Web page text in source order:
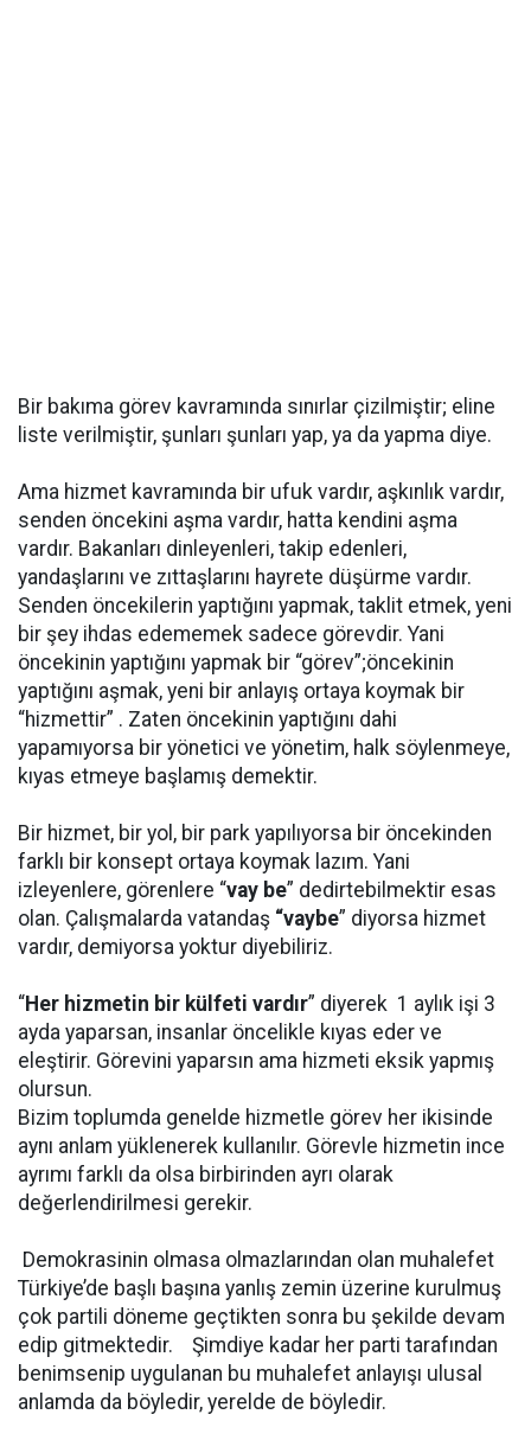
Bir bakıma görev kavramında sınırlar çizilmiştir; eline
liste verilmiştir, şunları şunları yap, ya da yapma diye.
Ama hizmet kavramında bir ufuk vardır, aşkınlık vardır,
senden öncekini aşma vardır, hatta kendini aşma
vardır. Bakanları dinleyenleri, takip edenleri,
yandaşlarını ve zıttaşlarını hayrete düşürme vardır.
Senden öncekilerin yaptığını yapmak, taklit etmek, yeni
bir şey ihdas edememek sadece görevdir. Yani
öncekinin yaptığını yapmak bir “görev”;öncekinin
yaptığını aşmak, yeni bir anlayış ortaya koymak bir
“hizmettir” . Zaten öncekinin yaptığını dahi
yapamıyorsa bir yönetici ve yönetim, halk söylenmeye,
kıyas etmeye başlamış demektir.
Bir hizmet, bir yol, bir park yapılıyorsa bir öncekinden
farklı bir konsept ortaya koymak lazım. Yani
izleyenlere, görenlere “vay be” dedirtebilmektir esas
olan. Çalışmalarda vatandaş “vaybe” diyorsa hizmet
vardır, demiyorsa yoktur diyebiliriz.
“Her hizmetin bir külfeti vardır” diyerek 1 aylık işi 3
ayda yaparsan, insanlar öncelikle kıyas eder ve
eleştirir. Görevini yaparsın ama hizmeti eksik yapmış
olursun.
Bizim toplumda genelde hizmetle görev her ikisinde
aynı anlam yüklenerek kullanılır. Görevle hizmetin ince
ayrımı farklı da olsa birbirinden ayrı olarak
değerlendirilmesi gerekir.
Demokrasinin olmasa olmazlarından olan muhalefet
Türkiye’de başlı başına yanlış zemin üzerine kurulmuş
çok partili döneme geçtikten sonra bu şekilde devam
edip gitmektedir. Şimdiye kadar her parti tarafından
benimsenip uygulanan bu muhalefet anlayışı ulusal
anlamda da böyledir, yerelde de böyledir.